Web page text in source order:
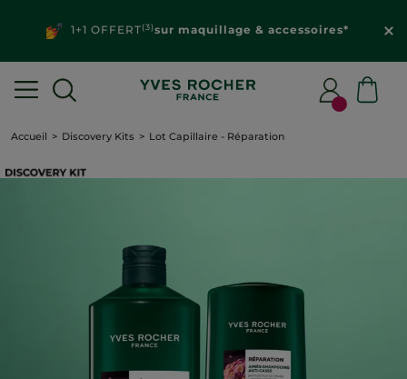
1+1 OFFERT(3)sur maquillage & accessoires*
Accueil Discovery Kits Lot Capillaire - Réparation